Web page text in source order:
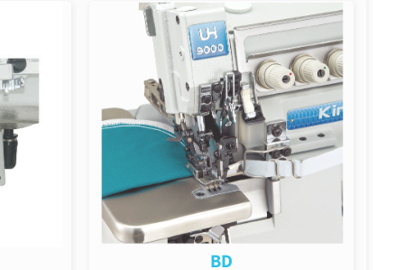
BD